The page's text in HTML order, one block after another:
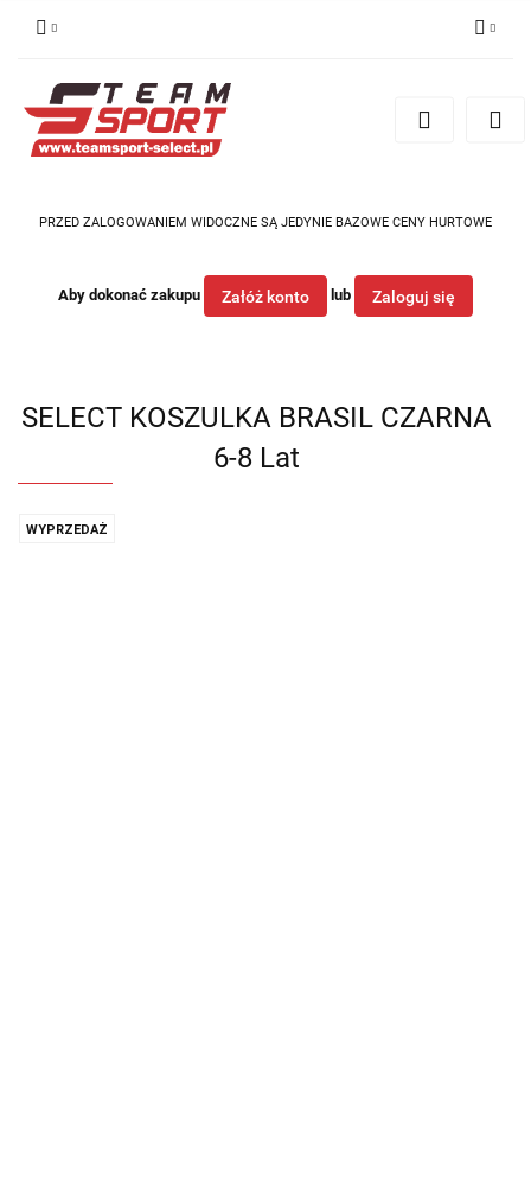
Zarejestruj się
PRZED ZALOGOWANIEM WIDOCZNE SĄ JEDYNIE BAZOWE CENY HURTOWE
Aby dokonać zakupu Załóż konto lub Zaloguj się
SELECT KOSZULKA BRASIL CZARNA
6-8 Lat
WYPRZEDAŻ